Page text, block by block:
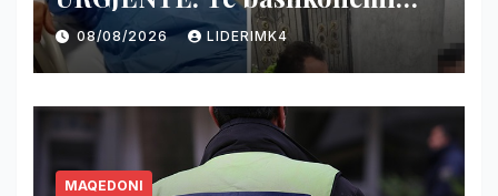
për shpëtimin e veteranit
kumanovar të dy luftërave
08/08/2026 LIDERIMK4
MAQEDONI